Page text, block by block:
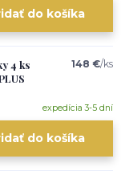
do košíka
4 ks
148 €/ks
expedícia 3-5 dní
do košíka